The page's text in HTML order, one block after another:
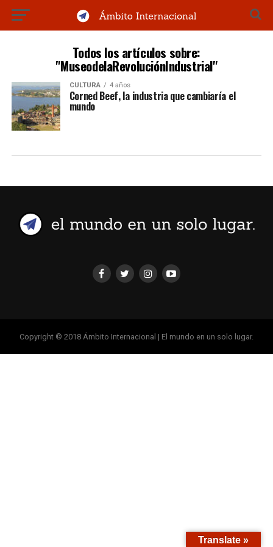
Todos los artículos sobre:
"MuseodelaRevoluciónIndustrial"
CULTURA 4 años
Corned Beef, la industria que cambiaría el
mundo
Copyright © 2018 Ámbito Internacional | El mundo en un solo lugar.
Translate »